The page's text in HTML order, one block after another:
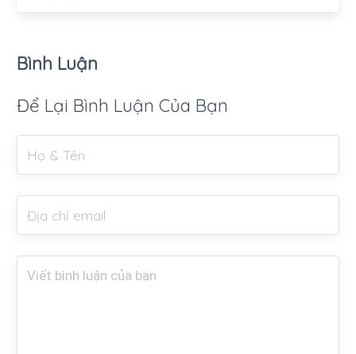
Bình Luận
Để Lại Bình Luận Của Bạn